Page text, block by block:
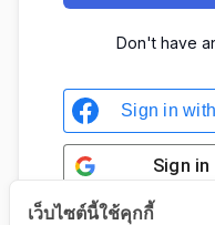
Don't have
Sign in with
Sign in
เว็บไซต์นี้ใช้คุกกี้